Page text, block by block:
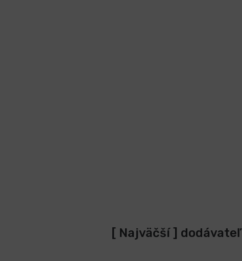
[ Najväčší ]